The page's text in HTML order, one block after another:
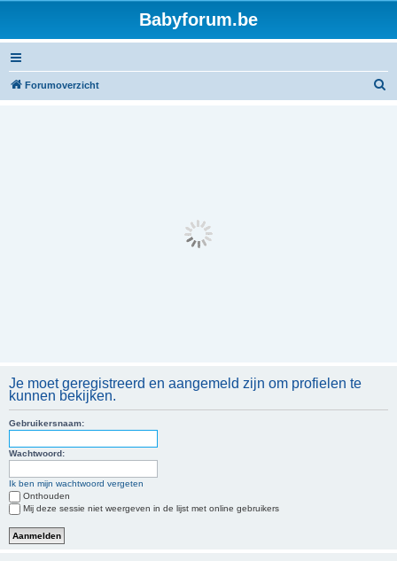
Babyforum.be
Forumoverzicht
Je moet geregistreerd en aangemeld zijn om profielen te
kunnen bekijken.
Gebruikersnaam:
Wachtwoord:
Ik ben mijn wachtwoord vergeten
Onthouden
Mij deze sessie niet weergeven in de lijst met online gebruikers